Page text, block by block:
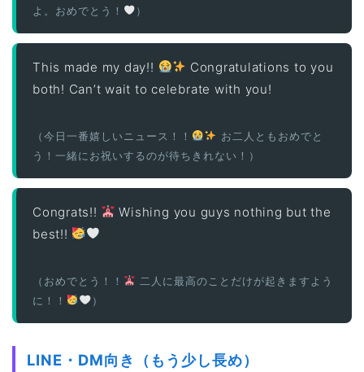
よ。おめでとう！
）
This made my day!!
Congratulations to you
both! Can’t wait to celebrate with you!
（今日一番嬉しいニュース！！
お二人ともおめでと
う！一緒にお祝いするのが待ちきれない！）
Congrats!!
Wishing you guys nothing but the
best!!
（おめでとう！！
二人に最高のことだけが起きますよう
に！！
）
LINE・DM向き（もう少し長め）